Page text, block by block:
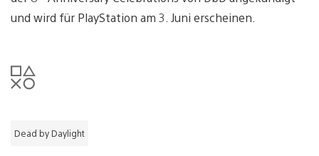
und wird für PlayStation am 3. Juni erscheinen.
Dead by Daylight